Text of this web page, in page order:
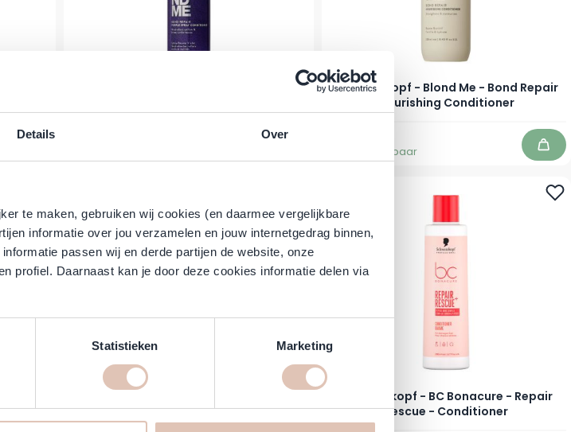
Details Over
te maken, gebruiken wij cookies (en daarmee vergelijkbare
informatie over jou verzamelen en jouw internetgedrag binnen,
passen wij en derde partijen de website, onze
profiel. Daarnaast kan je door deze cookies informatie delen via
Statistieken Marketing
- 1L
Schwarzkopf - Blond Me - Purple Spray
Schwarzkopf - Blond Me - Bond Repair
Nourishing Conditioner
Direct leverbaar In
Freeze - Conditioner
Schwarzkopf - BC Bonacure - Repair
Rescue - Conditioner